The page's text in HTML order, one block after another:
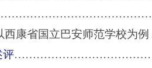
康省国立巴安师范学校为例
评